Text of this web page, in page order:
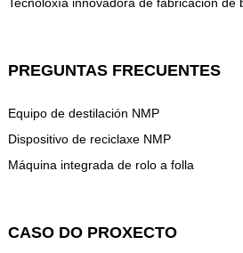
PREGUNTAS FRECUENTES
Equipo de destilación NMP
Dispositivo de reciclaxe NMP
Máquina integrada de rolo a folla
CASO DO PROXECTO